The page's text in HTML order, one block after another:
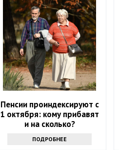
Пенсии проиндексируют с
1 октября: кому прибавят
и на сколько?
ПОДРОБНЕЕ